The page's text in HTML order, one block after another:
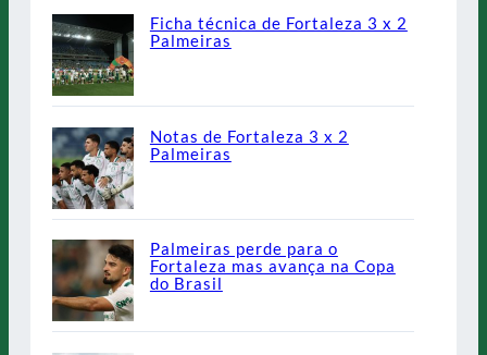
Ficha técnica de Fortaleza 3 x 2
Palmeiras
Notas de Fortaleza 3 x 2
Palmeiras
Palmeiras perde para o
Fortaleza mas avança na Copa
do Brasil